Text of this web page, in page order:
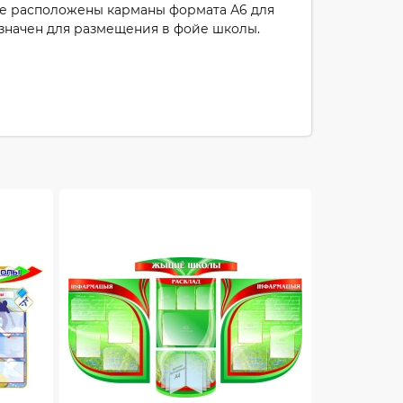
расположены карманы формата А6 для
для размещения в фойе школы.